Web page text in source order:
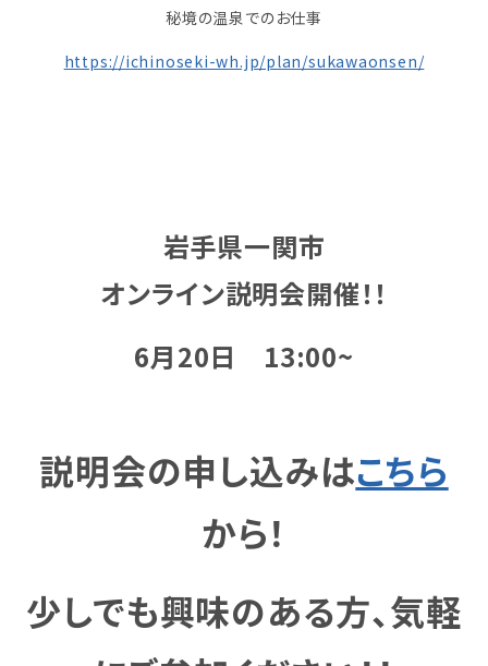
秘境の温泉でのお仕事
https://ichinoseki-wh.jp/plan/sukawaonsen/
岩手県一関市
オンライン説明会開催！！
6月20日 13:00~
説明会の申し込みはこちら
から！
少しでも興味のある方、気軽